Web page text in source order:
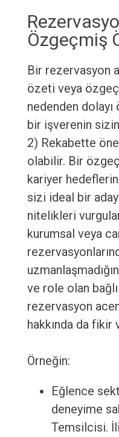
Özgeçmiş
Bir rezervasyon
özeti veya
nedenden
bir işverenin
2) Rekabette öne
olabilir. Bir
kariyer
sizi ideal bir
nitelikleri
kurumsal veya
ve role olan
rezervasyon
hakkında da fikir
Örneğin:
Eğlence
deneyime
Temsilcisi.